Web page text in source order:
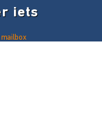
iets
mailbox